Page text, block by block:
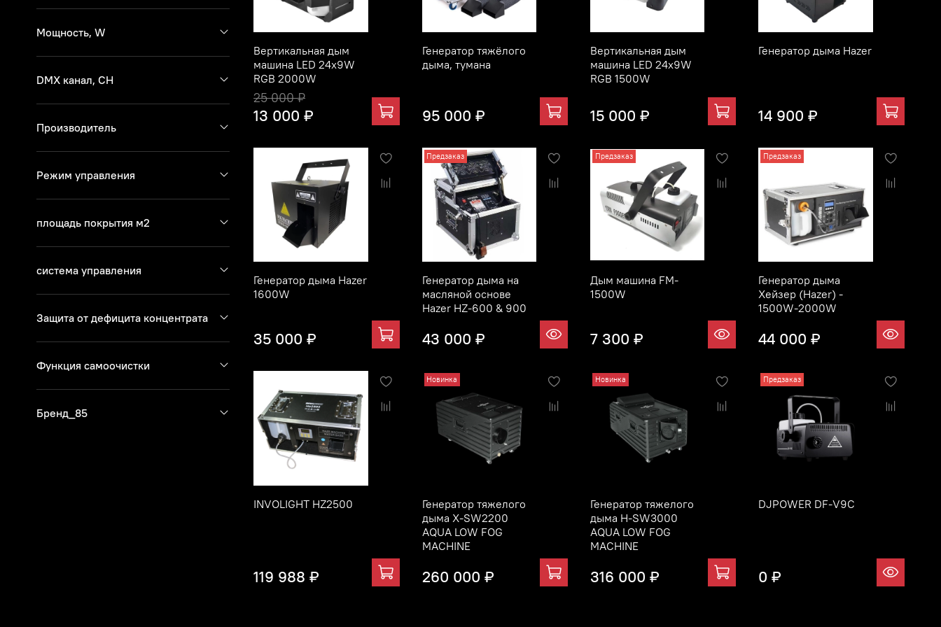
Вертикальная дым
машина LED 24x9W
RGB 2000W
25 000 ₽
13 000 ₽
Генератор тяжёлого
дыма, тумана
95 000 ₽
Вертикальная дым
машина LED 24x9W
RGB 1500W
15 000 ₽
Генератор дыма Hazer
14 900 ₽
Генератор дыма Hazer
1600W
35 000 ₽
Предзаказ
Генератор дыма на
масляной основе
Hazer HZ-600 & 900
43 000 ₽
Предзаказ
Дым машина FM-
1500W
7 300 ₽
Предзаказ
Генератор дыма
Хейзер (Hazer) -
1500W-2000W
44 000 ₽
INVOLIGHT HZ2500
119 988 ₽
Новинка
Генератор тяжелого
дыма X-SW2200
AQUA LOW FOG
MACHINE
260 000 ₽
Новинка
Генератор тяжелого
дыма H-SW3000
AQUA LOW FOG
MACHINE
316 000 ₽
Предзаказ
DJPOWER DF-V9C
0 ₽
Мощность, W
DMX канал, CH
Производитель
Режим управления
площадь покрытия м2
система управления
Защита от дефицита концентрата
Функция самоочистки
Бренд_85